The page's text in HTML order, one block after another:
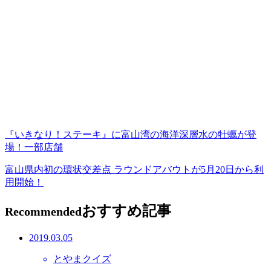
『いきなり！ステーキ』に富山湾の海洋深層水の牡蠣が登
場！一部店舗
富山県内初の環状交差点 ラウンドアバウトが5月20日から利
用開始！
Recommendedおすすめ記事
2019.03.05
とやまクイズ